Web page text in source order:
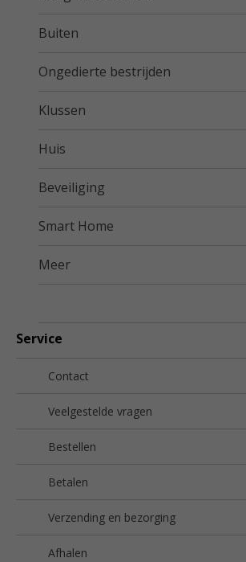
Buiten
Ongedierte bestrijden
Klussen
Huis
Beveiliging
Smart Home
Meer
Service
Contact
Veelgestelde vragen
Bestellen
Betalen
Verzending en bezorging
Afhalen